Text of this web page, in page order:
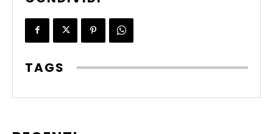
TAGS